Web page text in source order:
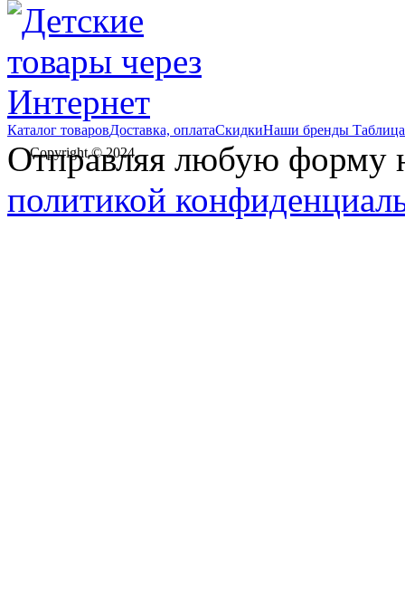
Каталог товаровДоставка, оплатаСкидкиНаши бренды
Copyright © 2024
Отправляя любую форму
политикой